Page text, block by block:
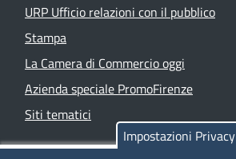
URP Ufficio relazioni con il pubblico
Stampa
La Camera di Commercio oggi
Azienda speciale PromoFirenze
Siti tematici
Impostazioni Privacy